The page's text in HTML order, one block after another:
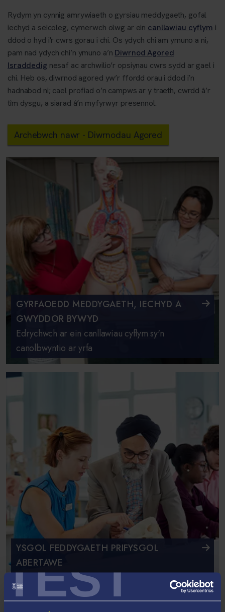
TEST
Rydym yn cynnig amrywiaeth o gyrsiau meddygaeth, gofal
iechyd a seicoleg, cymerwch olwg ar ein canllawiau cyflym i
ddod o hyd i'r cwrs gorau i chi. Os ydych chi am ymuno a ni,
pam nad ydych chi’n ymuno a’n Diwrnod Agored
Israddedig nesaf ac archwilio’r opsiynau cwrs sydd ar gael i
chi. Heb os, diwrnod agored yw’r ffordd orau i ddod i’n
hadnabod ni; cael profiad o’n campws ar y traeth, cwrdd â’r
tîm dysgu, a siarad â’n myfyrwyr presennol.
Archebwch nawr - Diwrnodau Agored
GYRFAOEDD MEDDYGAETH, IECHYD A
GWYDDOR BYWYD
Edrychwch ar ein canllawiau cyflym sy'n
canolbwyntio ar yrfa
YSGOL FEDDYGAETH PRIFYSGOL
ABERTAWE